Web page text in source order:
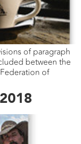
of paragraph
between the
of